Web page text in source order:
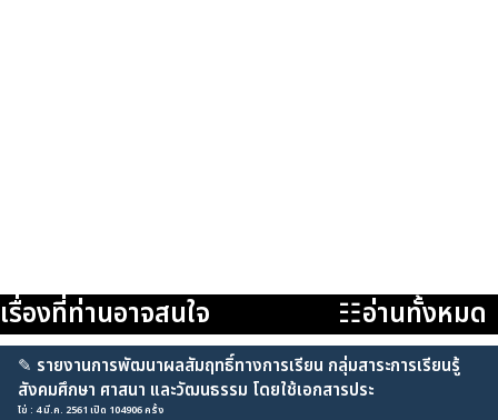
เรื่องที่ท่านอาจสนใจ ☷อ่านทั้งหมด
✎ รายงานการพัฒนาผลสัมฤทธิ์ทางการเรียน กลุ่มสาระการเรียนรู้
สังคมศึกษา ศาสนา และวัฒนธรรม โดยใช้เอกสารประ
ไข่ : 4 มี.ค. 2561 เปิด 104906 ครั้ง